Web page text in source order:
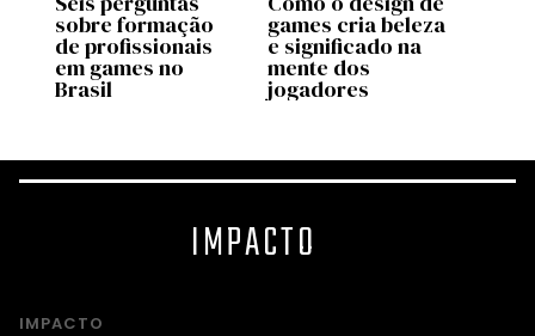
sobre formação
de profissionais
em games no
Brasil
games cria beleza
e significado na
mente dos
jogadores
IMPACTO
IMPACTO